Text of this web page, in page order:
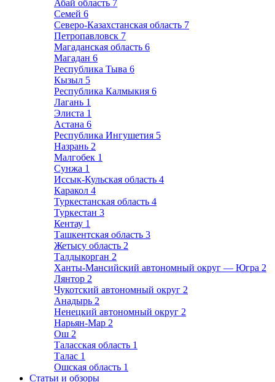
Абай область 7
Семей 6
Северо-Казахстанская область 7
Петропавловск 7
Магаданская область 6
Магадан 6
Республика Тыва 6
Кызыл 5
Республика Калмыкия 6
Лагань 1
Элиста 1
Астана 6
Республика Ингушетия 5
Назрань 2
Малгобек 1
Сунжа 1
Иссык-Кульская область 4
Каракол 4
Туркестанская область 4
Туркестан 3
Кентау 1
Ташкентская область 3
Жетысу область 2
Талдыкорган 2
Ханты-Мансийский автономный округ — Югра 2
Лянтор 2
Чукотский автономный округ 2
Анадырь 2
Ненецкий автономный округ 2
Нарьян-Мар 2
Ош 2
Таласская область 1
Талас 1
Ошская область 1
Статьи и обзоры